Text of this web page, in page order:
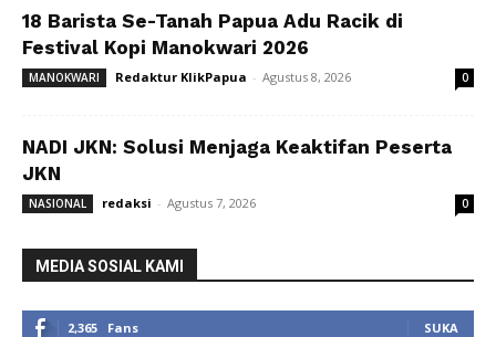
18 Barista Se-Tanah Papua Adu Racik di
Festival Kopi Manokwari 2026
MANOKWARI Redaktur KlikPapua - Agustus 8, 2026 0
NADI JKN: Solusi Menjaga Keaktifan Peserta
JKN
NASIONAL redaksi - Agustus 7, 2026 0
MEDIA SOSIAL KAMI
2,365 Fans SUKA